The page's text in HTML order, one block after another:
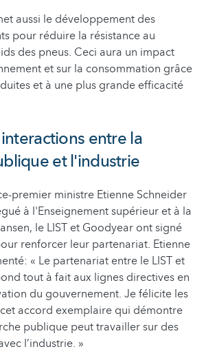
aussi le développement des
pour réduire la résistance au
des pneus. Ceci aura un impact
et sur la consommation grâce
et à une plus grande efficacité
entre la
et l'industrie
premier ministre Etienne Schneider
à l'Enseignement supérieur et à la
le LIST et Goodyear ont signé
renforcer leur partenariat. Etienne
« Le partenariat entre le LIST et
tout à fait aux lignes directives en
du gouvernement. Je félicite les
accord exemplaire qui démontre
publique peut travailler sur des
l’industrie. »